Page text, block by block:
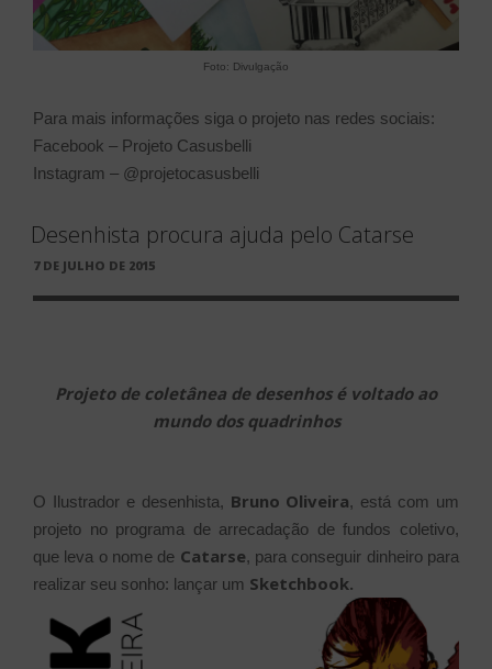
Foto: Divulgação
Para mais informações siga o projeto nas redes sociais:
Facebook – Projeto Casusbelli
Instagram – @projetocasusbelli
Desenhista procura ajuda pelo Catarse
PUBLICADO
7 DE JULHO DE 2015
Projeto de coletânea de desenhos é voltado ao
mundo dos quadrinhos
O Ilustrador e desenhista, Bruno Oliveira, está com um
projeto no programa de arrecadação de fundos coletivo,
que leva o nome de Catarse, para conseguir dinheiro para
realizar seu sonho: lançar um Sketchbook.